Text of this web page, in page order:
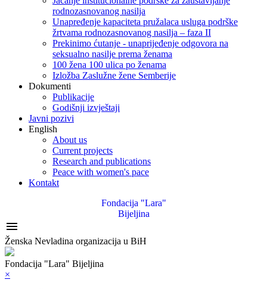
rodnozasnovanog nasilja
Unapređenje kapaciteta pružalaca usluga podrške
žrtvama rodnozasnovanog nasilja – faza II
Prekinimo ćutanje - unaprijeđenje odgovora na
seksualno nasilje prema ženama
100 žena 100 ulica po ženama
Izložba Zaslužne žene Semberije
Dokumenti
Publikacije
Godišnji izvještaji
Javni pozivi
English
About us
Current projects
Research and publications
Peace with women's pace
Kontakt
Fondacija "Lara"
Bijeljina

Ženska Nevladina organizacija u BiH
Fondacija "Lara" Bijeljina
×